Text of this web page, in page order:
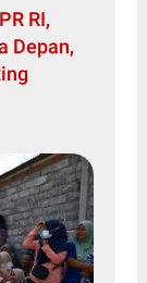
RI,
Depan,